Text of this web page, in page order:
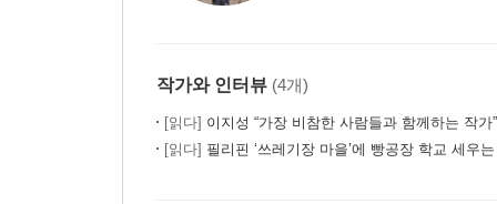
사색공부법 06. 인문고전의 반열에 오른 해설서로
사색공부법 08. 인문고전의 목차로 사색지도를 그
사색공부법 09. 연표를 통해 균형 잡힌 시각을 길러
작가와 인터뷰 (4개)
[읽다] 이지성 “가장 비참한 사람들과 함께하는 작가”
[읽다] 필리핀 ‘쓰레기장 마을’에 빵공장 학교 세우는 한국 베스트셀러